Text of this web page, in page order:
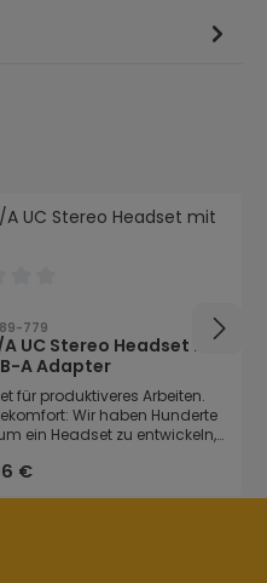
779
A UC Stereo Headset mit
A Adapter
für produktiveres Arbeiten.
Wir haben Hunderte
ein Headset zu entwickeln,
Überkopfbügel und ein
Preis:
€